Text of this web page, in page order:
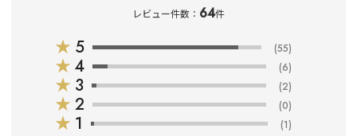
レビュー件数： 64件
★ 5 (55)
★ 4 (6)
★ 3 (2)
★ 2 (0)
★ 1 (1)